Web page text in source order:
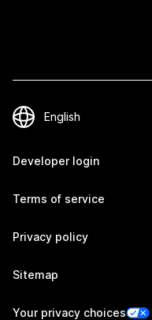
Developer login
Terms of service
Privacy policy
Sitemap
Your privacy choices